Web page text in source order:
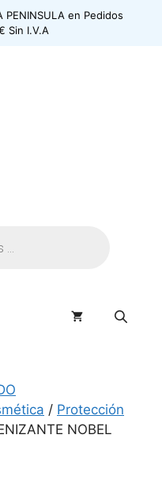
PENINSULA en Pedidos
Sin I.V.A
/ Protección
NOBEL